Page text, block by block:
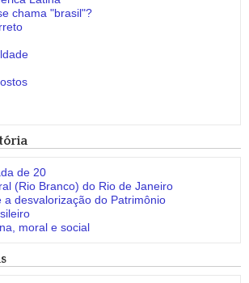
chama "brasil"?
de 20
(Rio Branco) do Rio de Janeiro
a desvalorização do Patrimônio
moral e social